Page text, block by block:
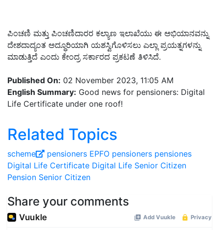
ಪಿಂಚಣಿ ಮತ್ತು ಪಿಂಚಣಿದಾರರ ಕಲ್ಯಾಣ ಇಲಾಖೆಯು ಈ ಅಭಿಯಾನವನ್ನು
ದೇಶದಾದ್ಯಂತ ಅದ್ಧೂರಿಯಾಗಿ ಯಶಸ್ವಿಗೊಳಿಸಲು ಎಲ್ಲಾ ಪ್ರಯತ್ನಗಳನ್ನು
ಮಾಡುತ್ತಿದೆ ಎಂದು ಕೇಂದ್ರ ಸರ್ಕಾರದ ಪ್ರಕಟಣೆ ತಿಳಿಸಿದೆ.
Published On: 02 November 2023, 11:05 AM
English Summary: Good news for pensioners: Digital
Life Certificate under one roof!
Related Topics
scheme pensioners EPFO pensioners pensiones
Digital Life Certificate Digital Life Senior Citizen
Pension Senior Citizen
Share your comments